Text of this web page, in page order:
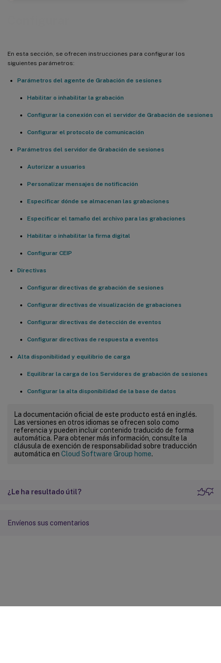
En esta sección, se ofrecen instrucciones para configurar los
siguientes parámetros:
Parámetros del agente de Grabación de sesiones
Habilitar o inhabilitar la grabación
Configurar la conexión con el servidor de Grabación de sesiones
Configurar el protocolo de comunicación
Parámetros del servidor de Grabación de sesiones
Autorizar a usuarios
Personalizar mensajes de notificación
Especificar dónde se almacenan las grabaciones
Especificar el tamaño del archivo para las grabaciones
Habilitar o inhabilitar la firma digital
Configurar CEIP
Directivas
Configurar directivas de grabación de sesiones
Configurar directivas de visualización de grabaciones
Configurar directivas de detección de eventos
Configurar directivas de respuesta a eventos
Alta disponibilidad y equilibrio de carga
Equilibrar la carga de los Servidores de grabación de sesiones
Configurar la alta disponibilidad de la base de datos
La documentación oficial de este producto está en inglés.
Las versiones en otros idiomas se ofrecen solo como
referencia y pueden incluir contenido traducido de forma
automática. Para obtener más información, consulte la
cláusula de exención de responsabilidad sobre traducción
automática en Cloud Software Group home.
¿Le ha resultado útil?
Envíenos sus comentarios